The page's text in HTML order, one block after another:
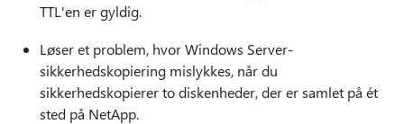
TTL'en er gyldig.
Løser et problem, hvor Windows Server-
sikkerhedskopiering mislykkes, når du
sikkerhedskopierer to diskenheder, der er samlet på ét
sted på NetApp.